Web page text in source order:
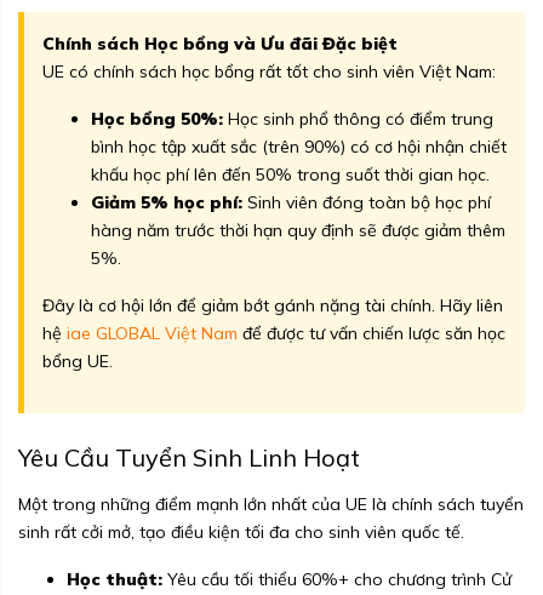
Chính sách Học bổng và Ưu đãi Đặc biệt
UE có chính sách học bổng rất tốt cho sinh viên Việt Nam:
Học bổng 50%: Học sinh phổ thông có điểm trung
bình học tập xuất sắc (trên 90%) có cơ hội nhận chiết
khấu học phí lên đến 50% trong suốt thời gian học.
Giảm 5% học phí: Sinh viên đóng toàn bộ học phí
hàng năm trước thời hạn quy định sẽ được giảm thêm
5%.
Đây là cơ hội lớn để giảm bớt gánh nặng tài chính. Hãy liên
hệ iae GLOBAL Việt Nam để được tư vấn chiến lược săn học
bổng UE.
Yêu Cầu Tuyển Sinh Linh Hoạt
Một trong những điểm mạnh lớn nhất của UE là chính sách tuyển
sinh rất cởi mở, tạo điều kiện tối đa cho sinh viên quốc tế.
Học thuật: Yêu cầu tối thiểu 60%+ cho chương trình Cử